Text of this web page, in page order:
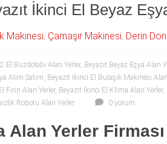
İkinci El Beyaz
Makinesi, Çamaşır Makinesi, Derin
2.El Buzdolabı Alan Yerler, Beyazıt Beyaz Eşya Alan
Alım Satım, Beyazıt İkinci El Bulaşık Makinesi
Fırın Alan Yerler, Beyazıt İkinci El Klima Alan Yerler,
Robotu Alan Yerler 0 yorum
Yerler Firması